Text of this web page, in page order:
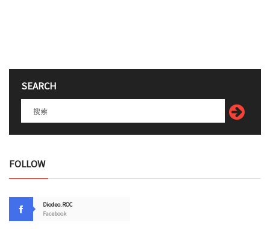
SEARCH
FOLLOW
Diodeo.ROC
Facebook